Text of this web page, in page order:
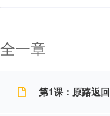
全一章
第1课：原路返回